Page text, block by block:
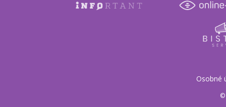
Osobné
©